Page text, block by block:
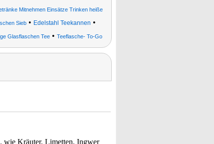
Mitnehmen Einsätze Trinken heiße
Sieb• Edelstahl Teekannen •
Glasflaschen Tee • Teeflasche- To-Go
wie Kräuter, Limetten, Ingwer